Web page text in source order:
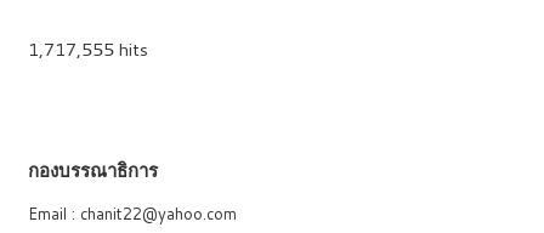
1,717,555 hits
กองบรรณาธิการ
Email : chanit22@yahoo.com